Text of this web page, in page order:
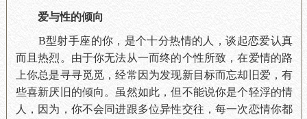
爱与性的倾向
B型射手座的你，是个十分热情的人，谈起恋爱认真
而且热烈。由于你无法从一而终的个性所致，在爱情的路
上你总是寻寻觅觅，经常因为发现新目标而忘却旧爱，有
些喜新厌旧的倾向。虽然如此，但不能说你是个轻浮的情
人，因为，你不会同进跟多位异性交往，每一次恋情你都